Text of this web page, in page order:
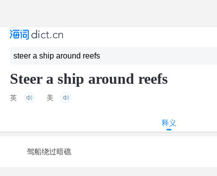
Steer a ship around reefs
英 美
释义
驾船绕过暗礁